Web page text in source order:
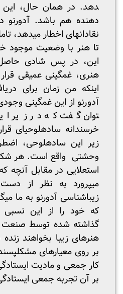
دهد. در همان حال، این
دهنده هم باشد. آدورنو
نقادانه­ای اخطار می­دهد،
تا هنر با وضعیت موجود
این، در پس شادی حاصل
هنری، غمگینی عمیقی
اینکه من زمان برای
توان گفت که در زیر
خرسندانه ساده­لوحی­ای
زیر این ساده­لوحی،
وحشتی واقع است. هر
استعلایی در مقابل
می­پرورد به نظر از
زیباشناسی آدورنو به ما
که خود را از این نسبی
گذاشته شده توسط صنعت
هنرهای زیبا بخواهند زنده
بر روی معیارهای
کار جمعی و مادیت
بر آن تجربه جمعی